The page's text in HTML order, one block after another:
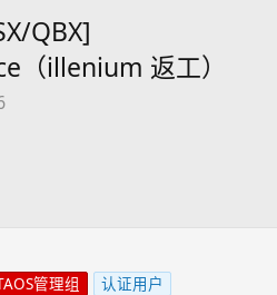
QBX]
（illenium 返工）
管理组 认证用户